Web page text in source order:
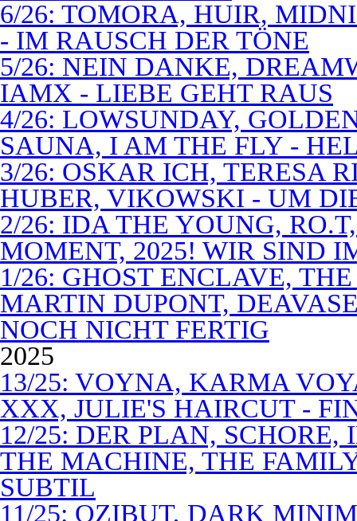
6/26: TOMORA, HUIR,
- IM RAUSCH DER TÖNE
5/26: NEIN DANKE,
IAMX - LIEBE GEHT RAUS
4/26: LOWSUNDAY,
SAUNA, I AM THE FLY -
3/26: OSKAR ICH, TERESA
HUBER, VIKOWSKI - UM
2/26: IDA THE YOUNG,
MOMENT, 2025! WIR SIND
1/26: GHOST ENCLAVE,
MARTIN DUPONT,
NOCH NICHT FERTIG
2025
13/25: VOYNA, KARMA
XXX, JULIE'S HAIRCUT -
12/25: DER PLAN,
THE MACHINE, THE
SUBTIL
11/25: OZIBUT, DARK